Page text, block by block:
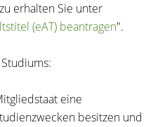
erhalten Sie unter
(eAT) beantragen".
eine
besitzen und